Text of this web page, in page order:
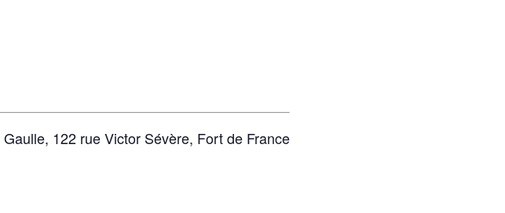
122 rue Victor Sévère, Fort de France